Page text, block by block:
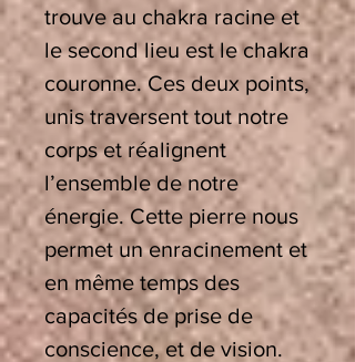
trouve au chakra racine et
le second lieu est le chakra
couronne. Ces deux points,
unis traversent tout notre
corps et réalignent
l’ensemble de notre
énergie. Cette pierre nous
permet un enracinement et
en même temps des
capacités de prise de
conscience, et de vision.